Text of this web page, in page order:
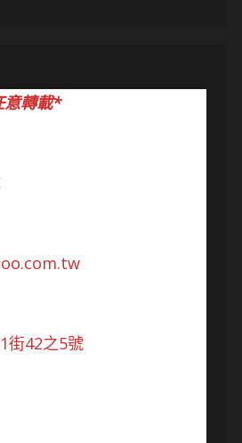
意轉載*
街42之5號